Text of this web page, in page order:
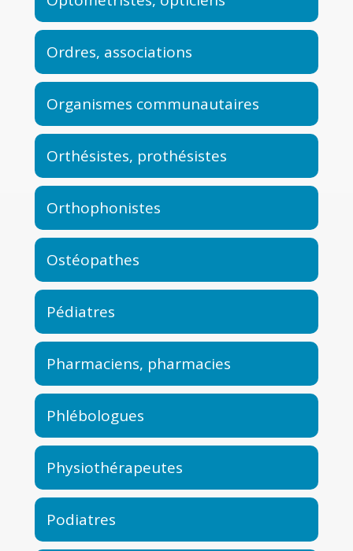
Ordres, associations
Organismes communautaires
Orthésistes, prothésistes
Orthophonistes
Ostéopathes
Pédiatres
Pharmaciens, pharmacies
Phlébologues
Physiothérapeutes
Podiatres